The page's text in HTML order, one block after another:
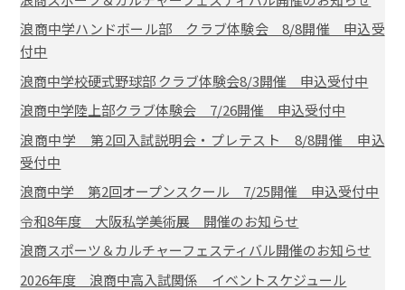
浪商中学ハンドボール部 クラブ体験会 8/8開催 申込受
付中
浪商中学校硬式野球部 クラブ体験会8/3開催 申込受付中
浪商中学陸上部クラブ体験会 7/26開催 申込受付中
浪商中学 第2回入試説明会・プレテスト 8/8開催 申込
受付中
浪商中学 第2回オープンスクール 7/25開催 申込受付中
令和8年度 大阪私学美術展 開催のお知らせ
浪商スポーツ＆カルチャーフェスティバル開催のお知らせ
2026年度 浪商中高入試関係 イベントスケジュール